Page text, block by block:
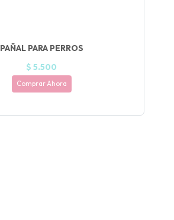
PAÑAL PARA PERROS
$ 5.500
Comprar Ahora